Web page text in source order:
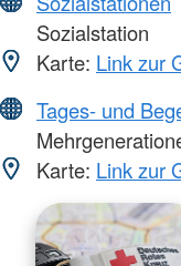
Sozialstation
Karte: Link zur
Tages- und
Karte: Link zur